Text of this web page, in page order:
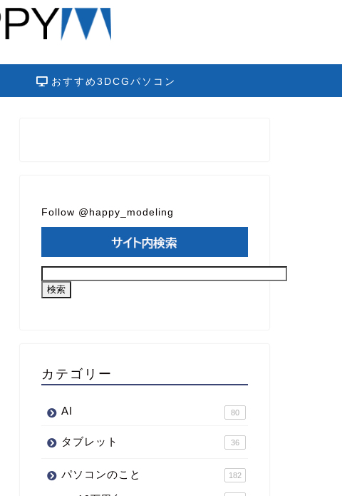
おすすめ3DCGパソコン
Follow @happy_modeling
カテゴリー
AI 80
タブレット 36
パソコンのこと 182